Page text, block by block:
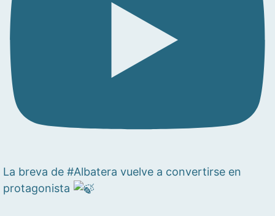
La breva de #Albatera vuelve a convertirse en
protagonista